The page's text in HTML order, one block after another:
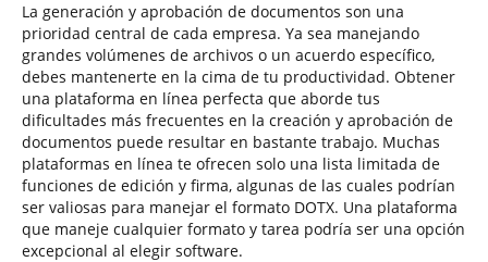
La generación y aprobación de documentos son una
prioridad central de cada empresa. Ya sea manejando
grandes volúmenes de archivos o un acuerdo específico,
debes mantenerte en la cima de tu productividad. Obtener
una plataforma en línea perfecta que aborde tus
dificultades más frecuentes en la creación y aprobación de
documentos puede resultar en bastante trabajo. Muchas
plataformas en línea te ofrecen solo una lista limitada de
funciones de edición y firma, algunas de las cuales podrían
ser valiosas para manejar el formato DOTX. Una plataforma
que maneje cualquier formato y tarea podría ser una opción
excepcional al elegir software.